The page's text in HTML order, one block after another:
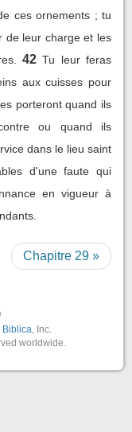
ces ornements ; tu
de leur charge et les
42 Tu leur feras
aux cuisses pour
porteront quand ils
ou quand ils
dans le lieu saint
d'une faute qui
en vigueur à
Chapitre 29 »
Biblica, Inc.
worldwide.